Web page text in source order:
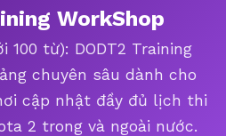
WorkShop
từ): DODT2 Training
chuyên sâu dành cho
cập nhật đầy đủ lịch thi
2 trong và ngoài nước.